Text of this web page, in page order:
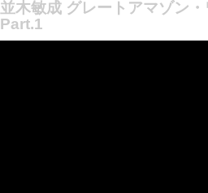
並木敏成 グレートアマゾン
Part.1